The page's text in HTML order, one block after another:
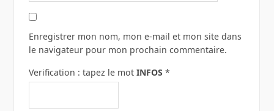
Enregistrer mon nom, mon e-mail et mon site dans
le navigateur pour mon prochain commentaire.
Verification : tapez le mot INFOS *